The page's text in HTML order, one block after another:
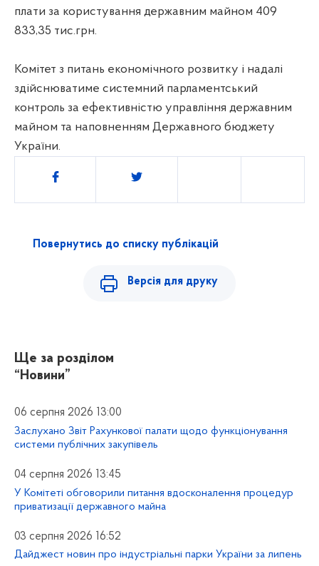
плати за користування державним майном 409
833,35 тис.грн.
Комітет з питань економічного розвитку і надалі
здійснюватиме системний парламентський
контроль за ефективністю управління державним
майном та наповненням Державного бюджету
України.
Поділитись
Повернутись до списку публікацій
Версія для друку
Ще за розділом
“Новини”
06 серпня 2026 13:00
Заслухано Звіт Рахункової палати щодо функціонування
системи публічних закупівель
04 серпня 2026 13:45
У Комітеті обговорили питання вдосконалення процедур
приватизації державного майна
03 серпня 2026 16:52
Дайджест новин про індустріальні парки України за липень